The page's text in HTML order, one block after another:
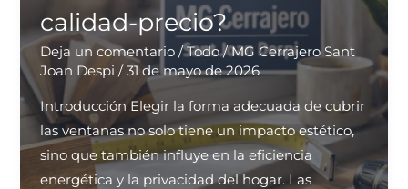
el
hogar
calidad-precio?
Deja un comentario /Todo/MG Cerrajero Sant
Joan Despi/31 de mayo de 2026
Introducción Elegir la forma adecuada de cubrir
las ventanas no solo tiene un impacto estético,
sino que también influye en la eficiencia
energética y la privacidad del hogar. Las